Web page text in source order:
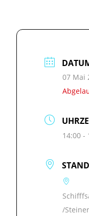
07 Mai
14:00 -
/